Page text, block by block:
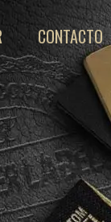
CONTACTO